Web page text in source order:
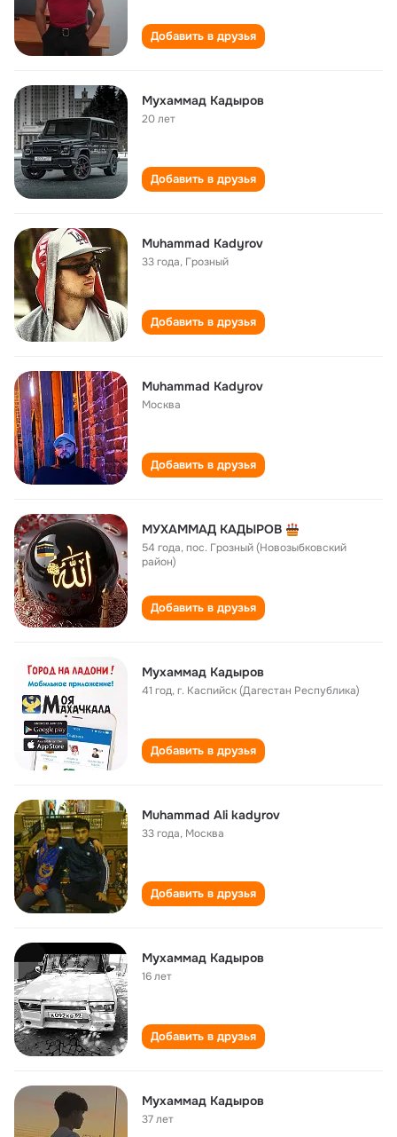
Добавить в друзья
Мухаммад Кадыров
20 лет
Добавить в друзья
Muhammad Kadyrov
33 года, Грозный
Добавить в друзья
Muhammad Kadyrov
Москва
Добавить в друзья
МУХАММАД КАДЫРОВ
54 года,пос. Грозный (Новозыбковский
район)
Добавить в друзья
Мухаммад Кадыров
41 год,г. Каспийск (Дагестан Республика)
Добавить в друзья
Muhammad Ali kadyrov
33 года, Москва
Добавить в друзья
Мухаммад Кадыров
16 лет
Добавить в друзья
Мухаммад Кадыров
37 лет